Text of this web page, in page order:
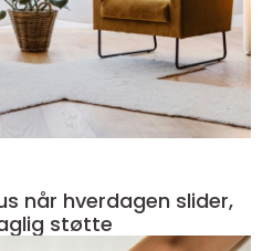
støtte